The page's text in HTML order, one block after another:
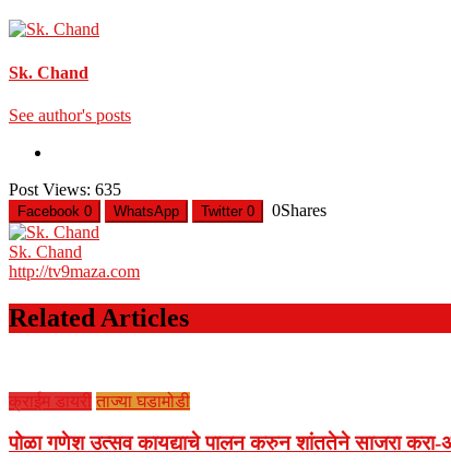
Sk. Chand
See author's posts
Post Views: 635
Facebook 0 WhatsApp Twitter 0 0Shares
Sk. Chand
http://tv9maza.com
Related Articles
क्राईम डायरी ताज्या घडामोडी
पोळा गणेश उत्सव कायद्याचे पालन करुन शांततेने साजरा करा-